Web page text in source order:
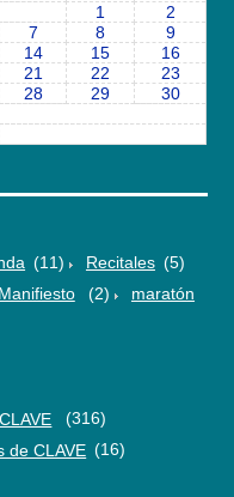
1
2
7 8
9
14 15
16
21 22
23
28 29
30
(11) Recitales (5)
Manifiesto (2)
maratón
(316)
de CLAVE (16)